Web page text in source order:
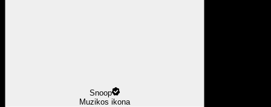
Snoop
Muzikos ikona